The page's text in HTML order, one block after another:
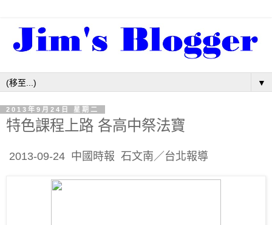
▼
2013年9月24日 星期二
特色課程上路 各高中祭法寶
2013-09-24 中國時報 石文南／台北報導